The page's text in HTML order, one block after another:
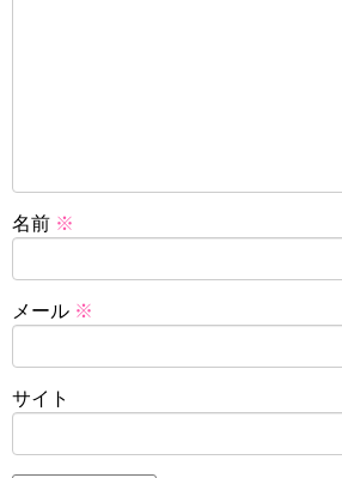
名前 ※
メール ※
サイト